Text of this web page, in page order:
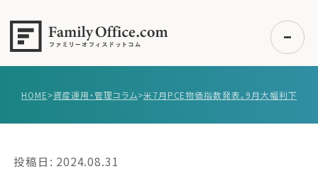
事例紹介
HOME>資産運用・管理コラム>
投稿日: 2024.08.31